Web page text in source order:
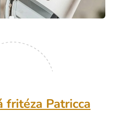
fritéza Patricca